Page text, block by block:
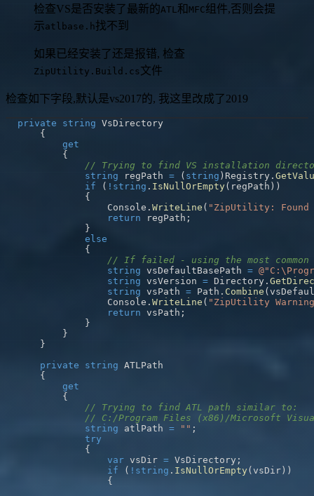
检查VS是否安装了最新的ATL和 MFC组件,否则会提
示atlbase.h找不到
如果已经安装了还是报错, 检查
ZipUtility.Build.cs 文件
检查如下字段,默认是vs2017的, 我这里改成了2019
private string
{
get
{
// Trying to find VS installation
string regPath = ( string ) Registry .
if
( ! string . IsNullOrEmpty( regPath ) )
{
                Console
. WriteLine ( "ZipUtility:
return regPath ;
}
else
{
// If failed - using the most
string vsDefaultBasePath =
string vsVersion = Directory .
string vsPath = Path . Combine (
                Console
. WriteLine ( "ZipUtility
return vsPath ;
}
}
}
private
string
{
get
{
// Trying to find ATL path similar to:
// C:/Program Files (x86)/Microsoft Visual
string atlPath = "" ;
try
{
var vsDir = VsDirectory ;
if
( ! string . IsNullOrEmpty ( vsDir ) )
{